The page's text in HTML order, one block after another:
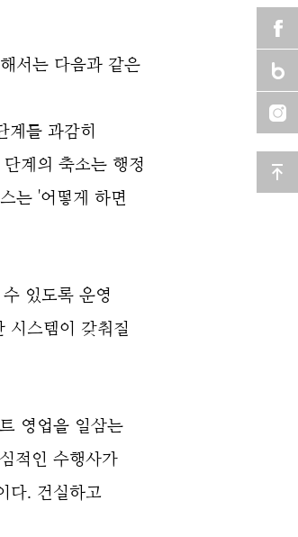
서는 다음과 같은
계를 과감히
계의 축소는 행정
는 '어떻게 하면
있도록 운영
시스템이 갖춰질
영업을 일삼는
적인 수행사가
다. 건실하고